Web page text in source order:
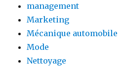
management
Marketing
Mécanique automobile
Mode
Nettoyage